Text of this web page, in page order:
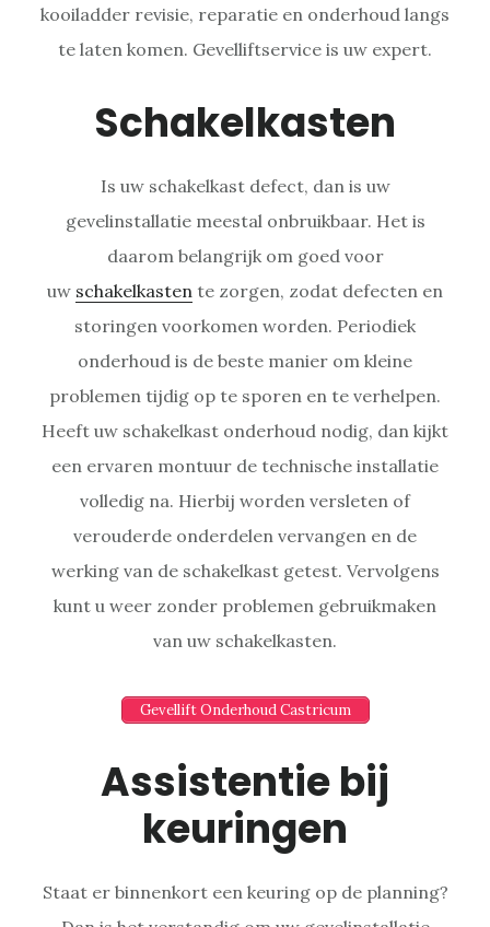
kooiladder revisie, reparatie en onderhoud langs
te laten komen. Gevelliftservice is uw expert.
Schakelkasten
Is uw schakelkast defect, dan is uw
gevelinstallatie meestal onbruikbaar. Het is
daarom belangrijk om goed voor
uw schakelkasten te zorgen, zodat defecten en
storingen voorkomen worden. Periodiek
onderhoud is de beste manier om kleine
problemen tijdig op te sporen en te verhelpen.
Heeft uw schakelkast onderhoud nodig, dan kijkt
een ervaren montuur de technische installatie
volledig na. Hierbij worden versleten of
verouderde onderdelen vervangen en de
werking van de schakelkast getest. Vervolgens
kunt u weer zonder problemen gebruikmaken
van uw schakelkasten.
Gevellift Onderhoud Castricum
Assistentie bij
keuringen
Staat er binnenkort een keuring op de planning?